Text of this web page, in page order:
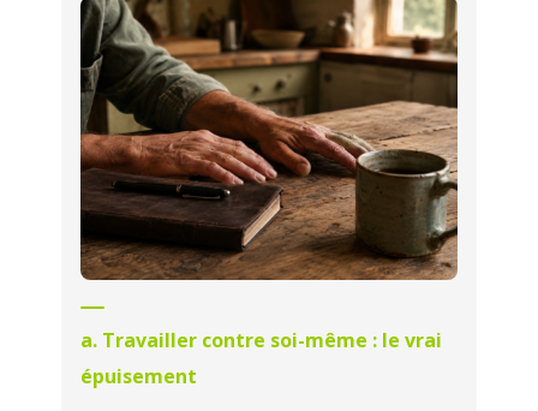
a. Travailler contre soi-même : le vrai
épuisement